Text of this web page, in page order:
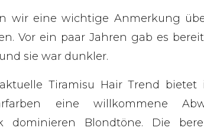
wir eine wichtige Anmerkung
Vor ein paar Jahren gab es
sie war dunkler.
Tiramisu Hair Trend
eine willkommene
dominieren Blondtöne. Die